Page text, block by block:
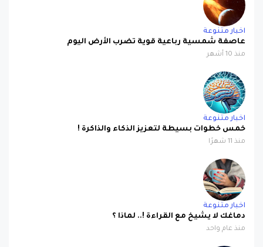
اخبار متنوعة
عاصفة شمسية رباعية قوية تضرب الأرض اليوم
منذ 10 أشهر
اخبار متنوعة
خمس خطوات بسيطة لتعزيز الذكاء والذاكرة !
منذ 11 شهرًا
اخبار متنوعة
دماغك لا يشيخ مع القراءة !.. لماذا ؟
منذ عام واحد